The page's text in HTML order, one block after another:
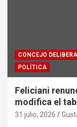
CONCEJO
POLÍTICA
Feliciani
modifica el
31 julio, 2026